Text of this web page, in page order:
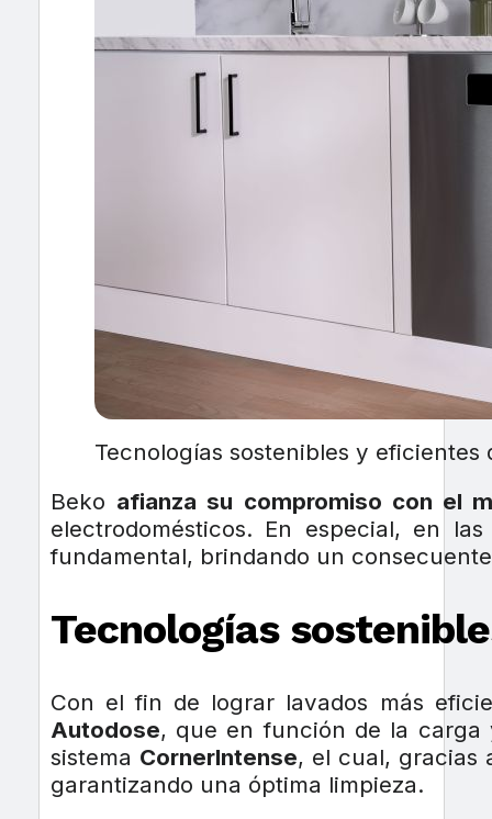
Tecnologías sostenibles y eficientes
Beko afianza su compromiso con el
electrodomésticos. En especial, en las
fundamental, brindando un
Tecnologías
Con el fin de lograr lavados más
Autodose, que en función de la carga
sistema CornerIntense, el cual, gracias
garantizando una óptima limpieza.